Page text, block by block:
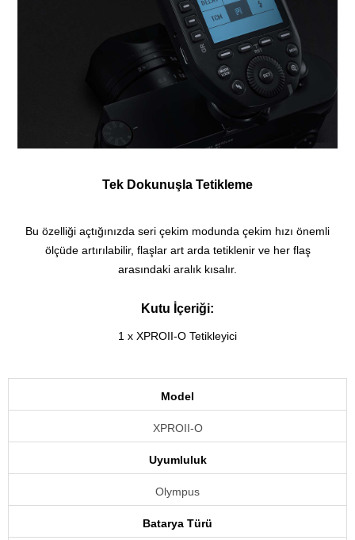
Tek Dokunuşla Tetikleme
Bu özelliği açtığınızda seri çekim modunda çekim hızı önemli
ölçüde artırılabilir, flaşlar art arda tetiklenir ve her flaş
arasındaki aralık kısalır.
Kutu İçeriği:
1 x XPROII-O Tetikleyici
Model
XPROII-O
Uyumluluk
Olympus
Batarya Türü